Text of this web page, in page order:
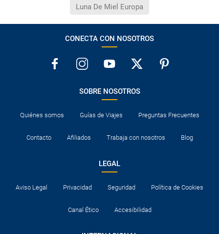
Luna De Miel Europa
CONECTA CON NOSOTROS
SOBRE NOSOTROS
Quiénes somos Guías de Viajes Preguntas Frecuentes
Contacto Afiliados Trabaja con nosotros Blog
LEGAL
Aviso Legal Privacidad Seguridad Política de Cookies
Canal Ético Accesibilidad